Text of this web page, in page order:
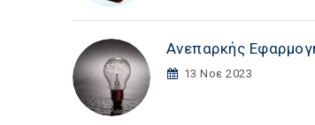
Ανεπαρκής
13 Νοε 2023